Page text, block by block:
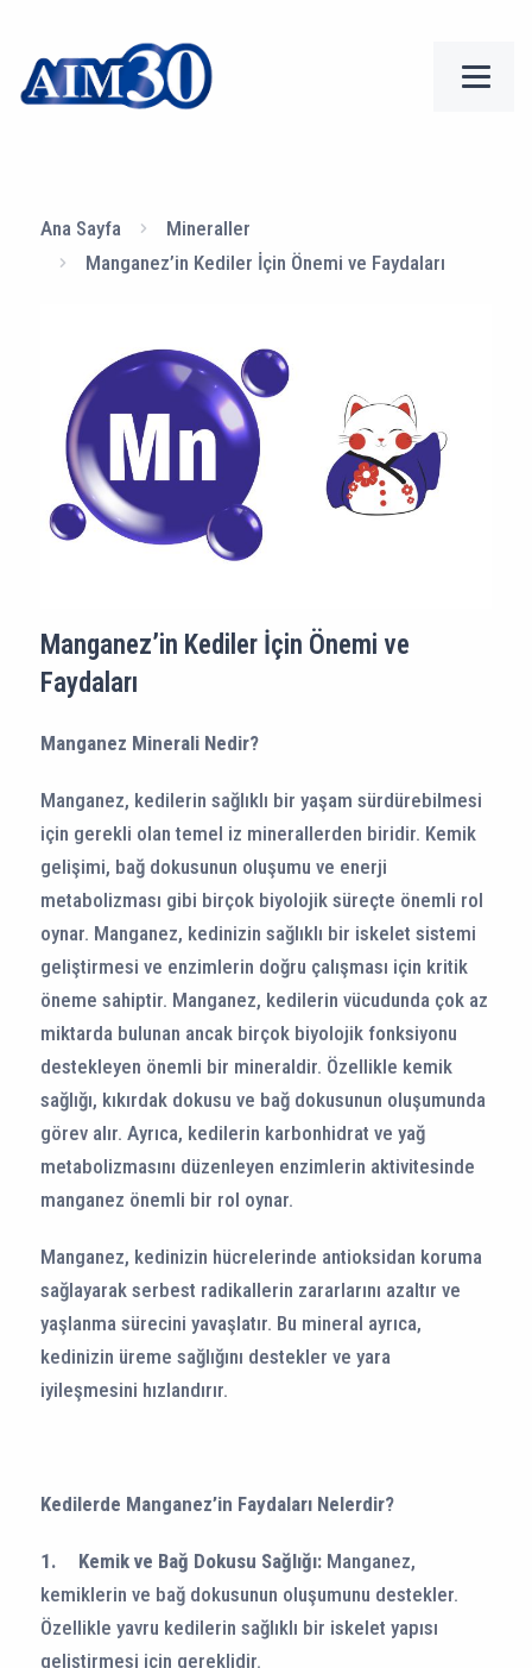
Ana Sayfa
Mineraller
Manganez’in Kediler İçin Önemi ve Faydaları
Manganez’in Kediler İçin Önemi ve
Faydaları
Manganez Minerali Nedir?
Manganez, kedilerin sağlıklı bir yaşam sürdürebilmesi
için gerekli olan temel iz minerallerden biridir. Kemik
gelişimi, bağ dokusunun oluşumu ve enerji
metabolizması gibi birçok biyolojik süreçte önemli rol
oynar. Manganez, kedinizin sağlıklı bir iskelet sistemi
geliştirmesi ve enzimlerin doğru çalışması için kritik
öneme sahiptir. Manganez, kedilerin vücudunda çok az
miktarda bulunan ancak birçok biyolojik fonksiyonu
destekleyen önemli bir mineraldir. Özellikle kemik
sağlığı, kıkırdak dokusu ve bağ dokusunun oluşumunda
görev alır. Ayrıca, kedilerin karbonhidrat ve yağ
metabolizmasını düzenleyen enzimlerin aktivitesinde
manganez önemli bir rol oynar.
Manganez, kedinizin hücrelerinde antioksidan koruma
sağlayarak serbest radikallerin zararlarını azaltır ve
yaşlanma sürecini yavaşlatır. Bu mineral ayrıca,
kedinizin üreme sağlığını destekler ve yara
iyileşmesini hızlandırır.
Kedilerde Manganez’in Faydaları Nelerdir?
1. Kemik ve Bağ Dokusu Sağlığı:Manganez,
kemiklerin ve bağ dokusunun oluşumunu destekler.
Özellikle yavru kedilerin sağlıklı bir iskelet yapısı
geliştirmesi için gereklidir.